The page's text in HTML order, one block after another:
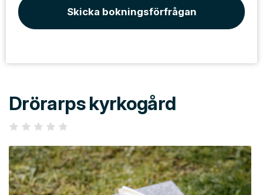
Skicka bokningsförfrågan
Drörarps kyrkogård